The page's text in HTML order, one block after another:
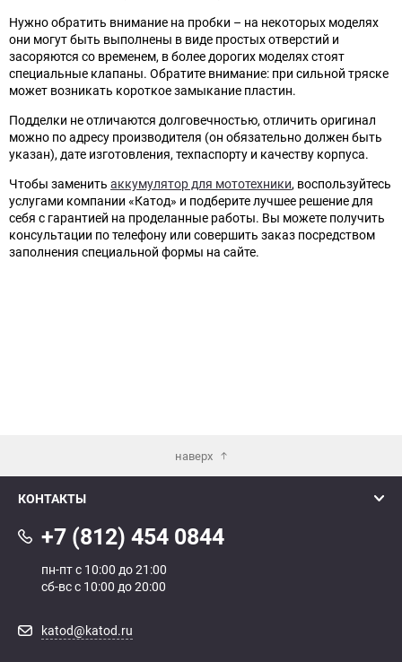
Нужно обратить внимание на пробки – на некоторых моделях
они могут быть выполнены в виде простых отверстий и
засоряются со временем, в более дорогих моделях стоят
специальные клапаны. Обратите внимание: при сильной тряске
может возникать короткое замыкание пластин.
Подделки не отличаются долговечностью, отличить оригинал
можно по адресу производителя (он обязательно должен быть
указан), дате изготовления, техпаспорту и качеству корпуса.
Чтобы заменить аккумулятор для мототехники, воспользуйтесь
услугами компании «Катод» и подберите лучшее решение для
себя с гарантией на проделанные работы. Вы можете получить
консультации по телефону или совершить заказ посредством
заполнения специальной формы на сайте.
наверх
КОНТАКТЫ
+7 (812) 454 0844
пн-пт с 10:00 до 21:00
сб-вс с 10:00 до 20:00
katod@katod.ru